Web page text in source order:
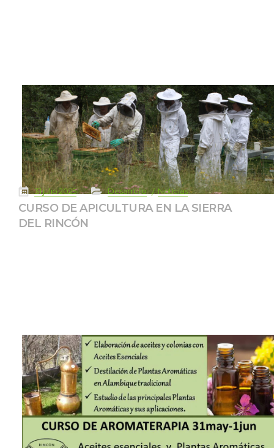
31 julio 2025 Desarrollo Noticia
CURSO DE APICULTURA EN LA SIERRA
DEL RINCÓN